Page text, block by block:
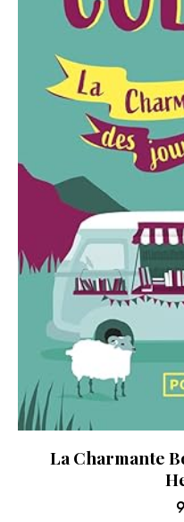
La Charmante